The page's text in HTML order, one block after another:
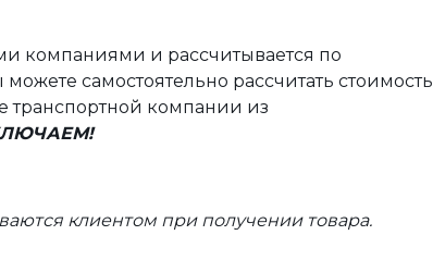
компаниями и рассчитывается по
самостоятельно рассчитать стоимость
транспортной компании из
клиентом при получении товара.